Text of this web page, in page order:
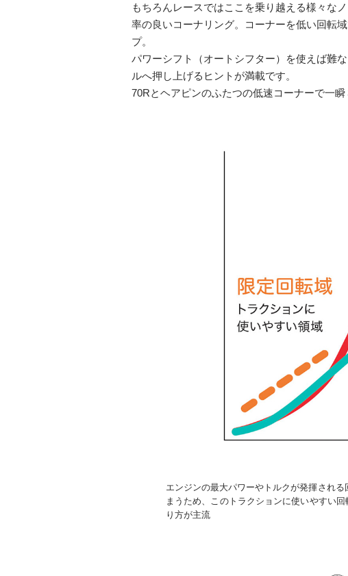
もちろんレースではここを乗り越える様々な
率の良いコーナリング。コーナーを低い回転
プ。
パワーシフト（オートシフター）を使えば難
ルへ押し上げるヒントが満載です。
70Rとヘアピンのふたつの低速コーナーで一
エンジンの最大パワーやトルクが発揮され
まうため、このトラクションに使いやすい
り方が主流